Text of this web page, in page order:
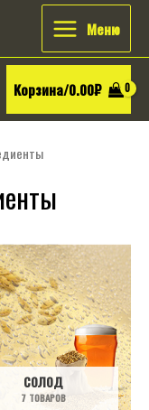
Main
Menu
Меню
Корзина/0.00₽
СОЛОД
7 ТОВАРОВ